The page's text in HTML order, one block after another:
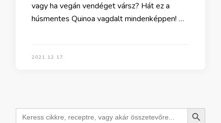
vagy ha vegán vendéget vársz? Hát ez a
húsmentes Quinoa vagdalt mindenképpen! …
2021.12.17.
Search Search Button